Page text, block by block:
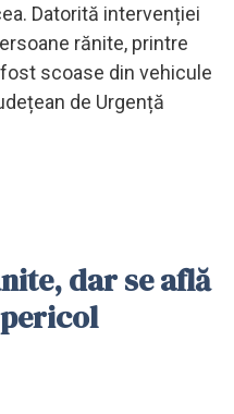
Datorită intervenției
rănite, printre
scoase din vehicule
de Urgență
dar se află